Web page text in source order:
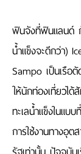
ฟินจังที่ฟินแลนด์
น้ำแข็งจะดีกว่า)
Sampo เป็นเรือ
ให้นักท่องเที่ยวได้
ทะเลน้ำแข็งในแบ
การใช้งานทางอุต